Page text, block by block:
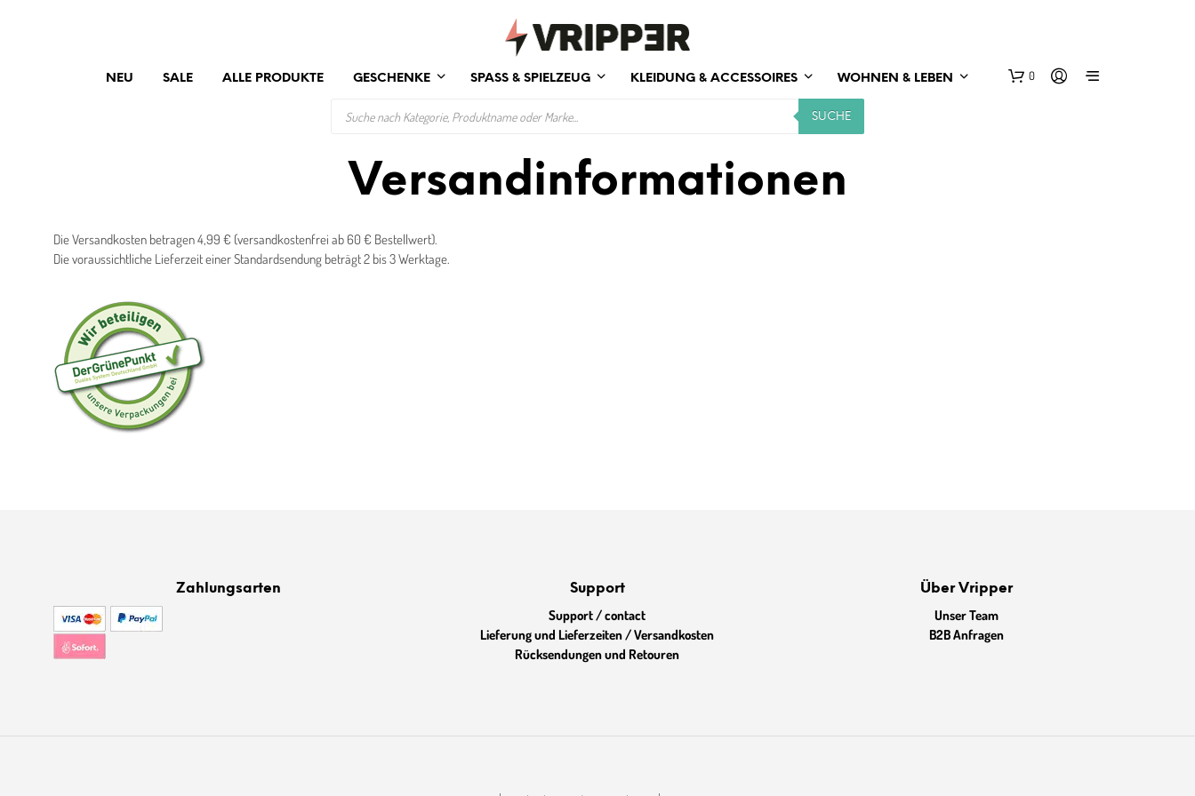
NEU SALE ALLE PRODUKTE GESCHENKE SPASS & SPIELZEUG KLEIDUNG & ACCESSOIRES WOHNEN & LEBEN 0
SUCHE
Versandinformationen
Die Versandkosten betragen 4,99 € (versandkostenfrei ab 60 € Bestellwert).
Die voraussichtliche Lieferzeit einer Standardsendung beträgt 2 bis 3 Werktage.
Zahlungsarten Support
Support / contact
Lieferung und Lieferzeiten / Versandkosten
Rücksendungen und Retouren
Über Vripper
Unser Team
B2B Anfragen